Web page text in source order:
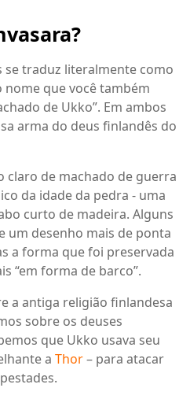
se traduz literalmente como
nome que você também
de Ukko”. Em ambos
arma do deus finlandês do
claro de machado de guerra
da idade da pedra - uma
curto de madeira. Alguns
um desenho mais de ponta
a forma que foi preservada
“em forma de barco”.
a antiga religião finlandesa
sobre os deuses
que Ukko usava seu
a Thor– para atacar